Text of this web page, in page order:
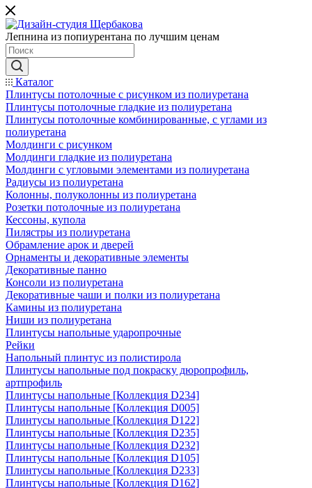
Лепнина из попиурентана по лучшим ценам
Каталог
Плинтусы потолочные с рисунком из полиуретана
Плинтусы потолочные гладкие из полиуретана
Плинтусы потолочные комбинированные, с углами из
полиуретана
Молдинги c рисунком
Молдинги гладкие из полиуретана
Молдинги с угловыми элементами из полиуретана
Радиусы из полиуретана
Колонны, полуколонны из полиуретана
Розетки потолочные из полиуретана
Кессоны, купола
Пилястры из полиуретана
Обрамление арок и дверей
Орнаменты и декоративные элементы
Декоративные панно
Консоли из полиуретана
Декоративные чаши и полки из полиуретана
Камины из полиуретана
Ниши из полиуретана
Плинтусы напольные ударопрочные
Рейки
Напольный плинтус из полистирола
Плинтусы напольные под покраску дюропрофиль,
артпрофиль
Плинтусы напольные [Коллекция D234]
Плинтусы напольные [Коллекция D005]
Плинтусы напольные [Коллекция D122]
Плинтусы напольные [Коллекция D235]
Плинтусы напольные [Коллекция D232]
Плинтусы напольные [Коллекция D105]
Плинтусы напольные [Коллекция D233]
Плинтусы напольные [Коллекция D162]